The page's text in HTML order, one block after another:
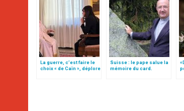
La guerre, c’est faire le
choix « de Caïn », déplore
Suisse : le pape salue la
mémoire du card.